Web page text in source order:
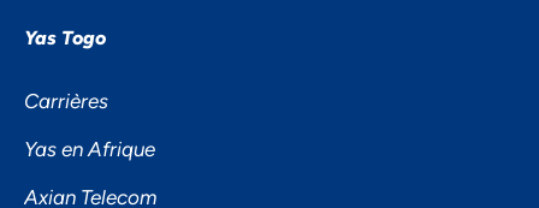
Yas Togo
Carrières
Yas en Afrique
Axian Telecom
L'IMPORTANCE À VOTRE VIE
PRIVÉE